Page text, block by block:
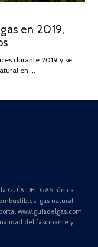
en 2019,
durante 2019 y se
en …
GUÍA DEL GAS, única
gas natural,
www.guiadelgas.com
del fascinante y